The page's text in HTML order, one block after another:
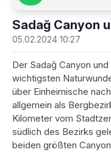
Sadağ Canyon
05.02.2024 10:27
Der Sadağ Canyon
wichtigsten
über Einheimische
allgemein als
Kilometer vom
südlich des Bezirks
beiden größten